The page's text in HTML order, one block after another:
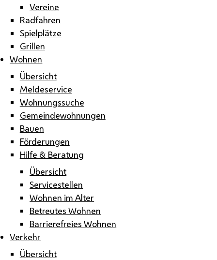
Vereine
Radfahren
Spielplätze
Grillen
Wohnen
Übersicht
Meldeservice
Wohnungssuche
Gemeindewohnungen
Bauen
Förderungen
Hilfe & Beratung
Übersicht
Servicestellen
Wohnen im Alter
Betreutes Wohnen
Barrierefreies Wohnen
Verkehr
Übersicht